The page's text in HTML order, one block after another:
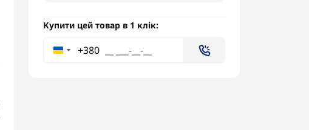
Купити цей товар в 1 клік:
+380